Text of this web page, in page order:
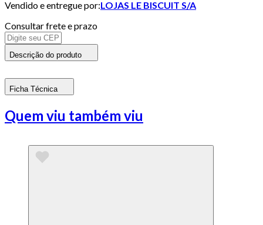
Vendido e entregue por:LOJAS LE BISCUIT S/A
Consultar frete e prazo
Descrição do produto
Ficha Técnica
Quem viu também viu